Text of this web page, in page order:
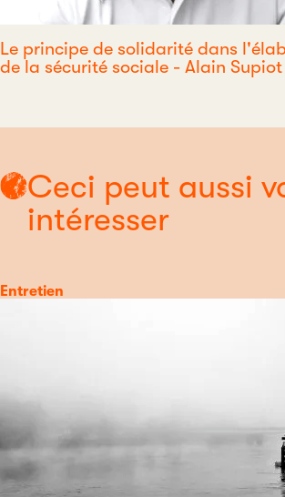
Le principe de solidarité dans
de la sécurité sociale - Alain Supiot
Ceci peut aussi
intéresser
Catégorie
Entretien